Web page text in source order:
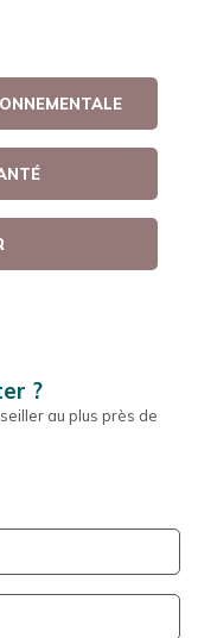
?
au plus près de